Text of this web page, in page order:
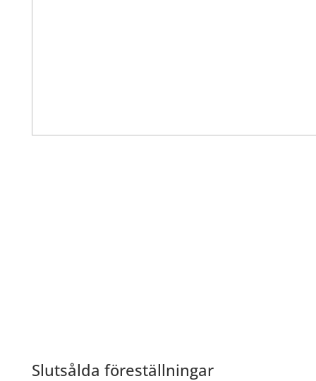
Slutsålda föreställningar